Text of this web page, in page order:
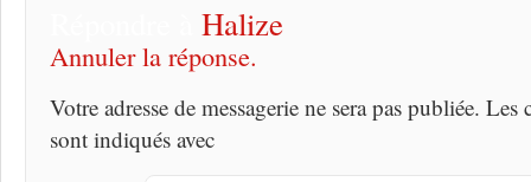
Halize
Annuler la réponse.
Votre adresse de messagerie ne sera pas publiée.
sont indiqués avec